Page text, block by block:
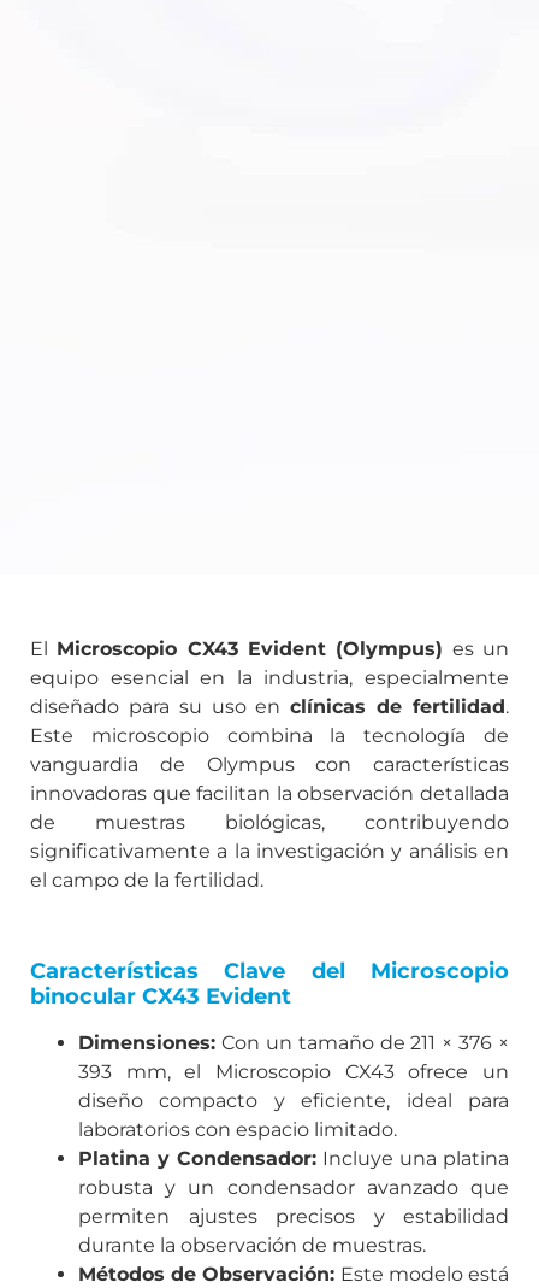
El Microscopio CX43 Evident (Olympus) es un
equipo esencial en la industria, especialmente
diseñado para su uso enclínicas de fertilidad.
Este microscopio combina la tecnología de
vanguardia de Olympus con características
innovadoras que facilitan la observación detallada
de muestras biológicas, contribuyendo
significativamente a la investigación y análisis en
el campo de la fertilidad.
Características Clave del Microscopio
binocular CX43 Evident
Dimensiones: Con un tamaño de 211 × 376 ×
393 mm, el Microscopio CX43 ofrece un
diseño compacto y eficiente, ideal para
laboratorios con espacio limitado.
Platina y Condensador: Incluye una platina
robusta y un condensador avanzado que
permiten ajustes precisos y estabilidad
durante la observación de muestras.
Métodos de Observación: Este modelo está